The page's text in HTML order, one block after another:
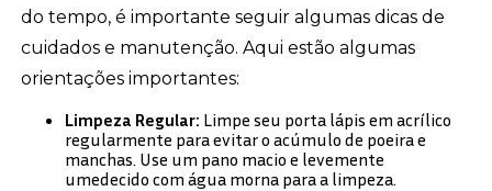
do tempo, é importante seguir algumas dicas de
cuidados e manutenção. Aqui estão algumas
orientações importantes:
Limpeza Regular: Limpe seu porta lápis em acrílico
regularmente para evitar o acúmulo de poeira e
manchas. Use um pano macio e levemente
umedecido com água morna para a limpeza.